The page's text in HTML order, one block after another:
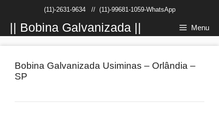
conteúdo
(11)-2631-9634// (11)-99681-1059-WhatsApp
|| Bobina Galvanizada || Menu
Bobina Galvanizada Usiminas – Orlândia –
SP